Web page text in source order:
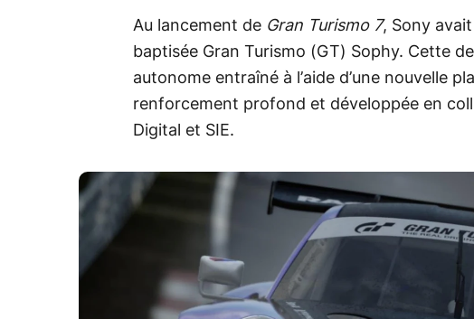
Au lancement de Gran Turismo 7, Sony
baptisée Gran Turismo (GT) Sophy. Cette
autonome entraîné à l’aide d’une nouvelle
renforcement profond et développée en
Digital et SIE.